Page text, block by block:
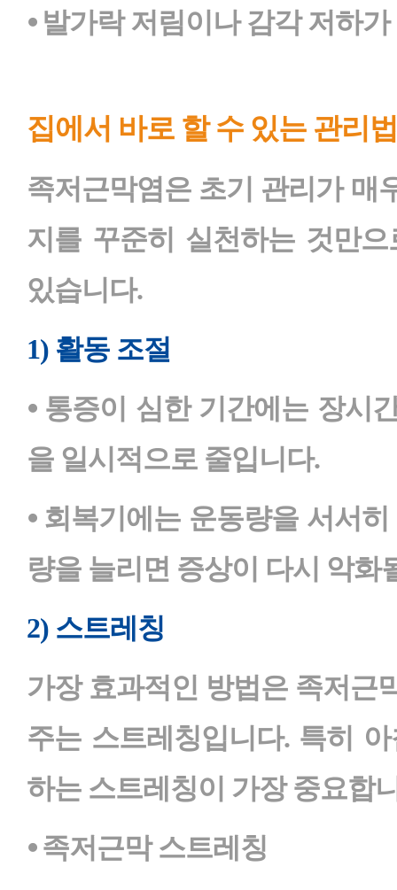
⦁ 발가락 저림이나 감각 저하
집에서 바로 할 수 있는 관리법
족저근막염은 초기 관리가 매
지를 꾸준히 실천하는 것만
있습니다.
1) 활동 조절
⦁ 통증이 심한 기간에는 장시
을 일시적으로 줄입니다.
⦁ 회복기에는 운동량을 서서
량을 늘리면 증상이 다시 악화
2) 스트레칭
가장 효과적인 방법은 족저근
주는 스트레칭입니다. 특히
하는 스트레칭이 가장 중요합
⦁ 족저근막 스트레칭